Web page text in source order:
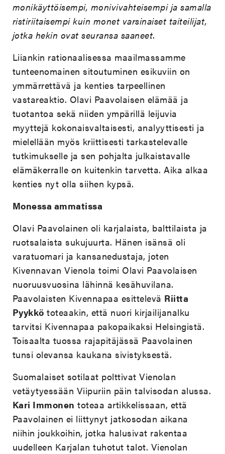
monikäyttöisempi, monivivahteisempi ja samalla
ristiriitaisempi kuin monet varsinaiset taiteilijat,
jotka hekin ovat seuransa saaneet.
Liiankin rationaalisessa maailmassamme
tunteenomainen sitoutuminen esikuviin on
ymmärrettävä ja kenties tarpeellinen
vastareaktio. Olavi Paavolaisen elämää ja
tuotantoa sekä niiden ympärillä leijuvia
myyttejä kokonaisvaltaisesti, analyyttisesti ja
mielellään myös kriittisesti tarkastelevalle
tutkimukselle ja sen pohjalta julkaistavalle
elämäkerralle on kuitenkin tarvetta. Aika alkaa
kenties nyt olla siihen kypsä.
Monessa ammatissa
Olavi Paavolainen oli karjalaista, balttilaista ja
ruotsalaista sukujuurta. Hänen isänsä oli
varatuomari ja kansanedustaja, joten
Kivennavan Vienola toimi Olavi Paavolaisen
nuoruusvuosina lähinnä kesähuvilana.
Paavolaisten Kivennapaa esittelevä Riitta
Pyykkö toteaakin, että nuori kirjailijanalku
tarvitsi Kivennapaa pakopaikaksi Helsingistä.
Toisaalta tuossa rajapitäjässä Paavolainen
tunsi olevansa kaukana sivistyksestä.
Suomalaiset sotilaat polttivat Vienolan
vetäytyessään Viipuriin päin talvisodan alussa.
Kari Immonen toteaa artikkelissaan, että
Paavolainen ei liittynyt jatkosodan aikana
niihin joukkoihin, jotka halusivat rakentaa
uudelleen Karjalan tuhotut talot. Vienolan